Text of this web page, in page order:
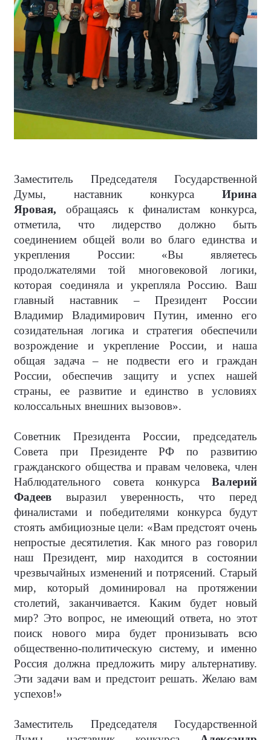
Заместитель Председателя Государственной
Думы, наставник конкурса Ирина
Яровая, обращаясь к финалистам конкурса,
отметила, что лидерство должно быть
соединением общей воли во благо единства и
укрепления России: «Вы являетесь
продолжателями той многовековой логики,
которая соединяла и укрепляла Россию. Ваш
главный наставник – Президент России
Владимир Владимирович Путин, именно его
созидательная логика и стратегия обеспечили
возрождение и укрепление России, и наша
общая задача – не подвести его и граждан
России, обеспечив защиту и успех нашей
страны, ее развитие и единство в условиях
колоссальных внешних вызовов».
Советник Президента России, председатель
Совета при Президенте РФ по развитию
гражданского общества и правам человека, член
Наблюдательного совета конкурса Валерий
Фадеев выразил уверенность, что перед
финалистами и победителями конкурса будут
стоять амбициозные цели: «Вам предстоят очень
непростые десятилетия. Как много раз говорил
наш Президент, мир находится в состоянии
чрезвычайных изменений и потрясений. Старый
мир, который доминировал на протяжении
столетий, заканчивается. Каким будет новый
мир? Это вопрос, не имеющий ответа, но этот
поиск нового мира будет пронизывать всю
общественно-политическую систему, и именно
Россия должна предложить миру альтернативу.
Эти задачи вам и предстоит решать. Желаю вам
успехов!»
Заместитель Председателя Государственной